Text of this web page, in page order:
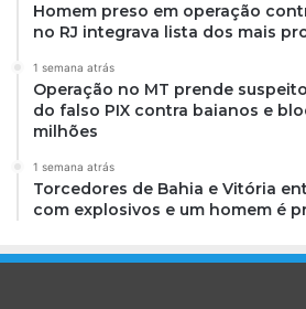
Homem preso em operação
no RJ integrava lista dos mais
1 semana atrás
Operação no MT prende
do falso PIX contra baianos e
milhões
1 semana atrás
Torcedores de Bahia e Vitória
com explosivos e um homem é